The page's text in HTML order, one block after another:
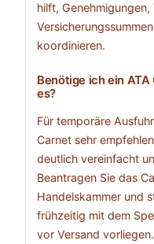
hilft,
koordinieren.
Benötige ich ein
es?
Für temporäre
Carnet sehr
deutlich vereinfacht
Beantragen Sie das
Handelskammer und
frühzeitig mit dem
vor Versand vorliegen.